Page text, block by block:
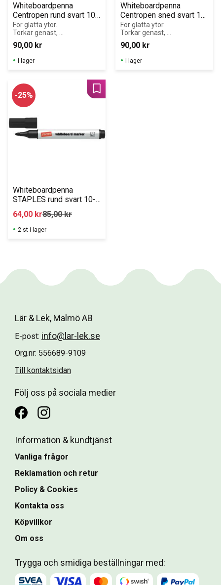
Whiteboardpenna
Centropen rund svart 10-
pack
För glatta ytor.
Torkar genast,
borttages med
torrtorkning.
90,00 kr
I lager
Whiteboardpenna
Centropen sned svart 10-
pack
För glatta ytor.
Torkar genast,
borttages med
torrtorkning.
90,00 kr
I lager
Whiteboardpenna
STAPLES rund svart 10-
pack
64,00 kr85,00kr
25% Lägg till i favoriter
2 st i lager
Lär & Lek, Malmö AB
E-post: info@lar-lek.se
Org.nr: 556689-9109
Till kontaktsidan
Följ oss på sociala medier
Information & kundtjänst
Vanliga frågor
Reklamation och retur
Policy & Cookies
Kontakta oss
Köpvillkor
Om oss
Trygga och smidiga beställningar med: